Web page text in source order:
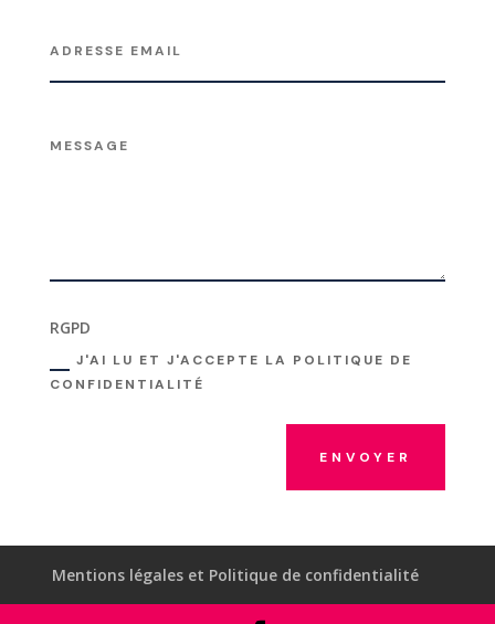
RGPD
J'AI LU ET J'ACCEPTE LA POLITIQUE DE
CONFIDENTIALITÉ
ENVOYER
Mentions légales et Politique de confidentialité